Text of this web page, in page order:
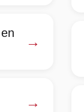
→
→